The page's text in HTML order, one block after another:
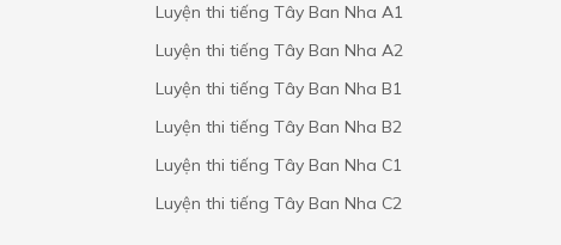
Luyện thi tiếng Tây Ban Nha A1
Luyện thi tiếng Tây Ban Nha A2
Luyện thi tiếng Tây Ban Nha B1
Luyện thi tiếng Tây Ban Nha B2
Luyện thi tiếng Tây Ban Nha C1
Luyện thi tiếng Tây Ban Nha C2